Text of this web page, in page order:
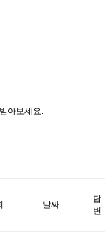
아보세요.
날짜
답
변